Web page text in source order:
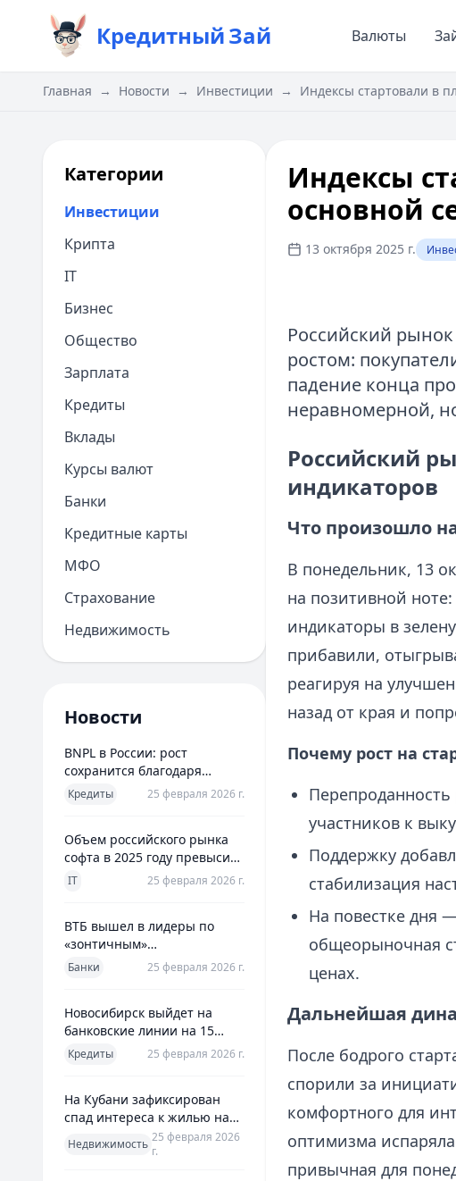
КредитныйЗай Валюты
Главная → Новости → Инвестиции → Индексы стартовали в
Категории
Инвестиции
Крипта
IT
Бизнес
Общество
Зарплата
Кредиты
Вклады
Курсы валют
Банки
Кредитные карты
МФО
Страхование
Недвижимость
Новости
BNPL в России: рост
сохранится благодаря
новым сценариям
использования
Кредиты 25 февраля 2026 г.
Объем российского рынка
софта в 2025 году превысил
800 млрд рублей
IT 25 февраля 2026 г.
ВТБ вышел в лидеры по
«зонтичным»
поручительствам для МСП
Банки 25 февраля 2026 г.
Новосибирск выйдет на
банковские линии на 15
млрд рублей для закрытия
дефицита
Кредиты 25 февраля 2026 г.
На Кубани зафиксирован
спад интереса к жилью на
Недвижимость 25 февраля 2026
г.
Индексы
основной
13 октября 2025 г.
Российский
ростом:
падение конца
неравномерной,
Российский
индикаторов
Что произошло
В понедельник, 13
на позитивной
индикаторы в
прибавили,
реагируя на
назад от края и
Почему рост на
участников к
Поддержку
стабилизация
На повестке дня
общеорыночная
ценах.
Дальнейшая
После бодрого
спорили за
комфортного для
оптимизма
привычная для